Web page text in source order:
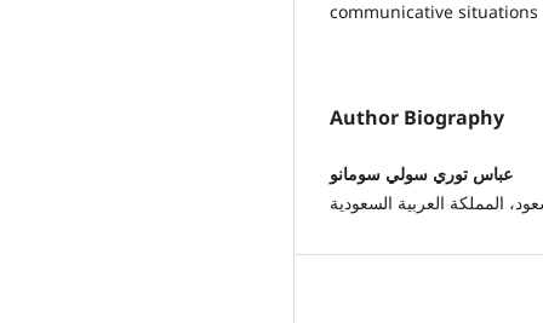
communicative situations
Author Biography
عباس توري سولي سومانو
المملكة العربية السعودية